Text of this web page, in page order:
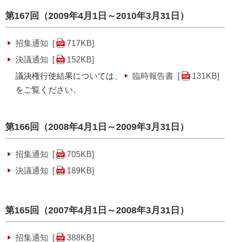
第167回（2009年4月1日～2010年3月31日）
招集通知 [ 717KB]
決議通知 [
152KB]
議決権行使結果については、
臨時報告書 [ 131KB]
をご覧ください。
第166回（2008年4月1日～2009年3月31日）
招集通知 [ 705KB]
決議通知 [
189KB]
第165回（2007年4月1日～2008年3月31日）
招集通知 [ 388KB]